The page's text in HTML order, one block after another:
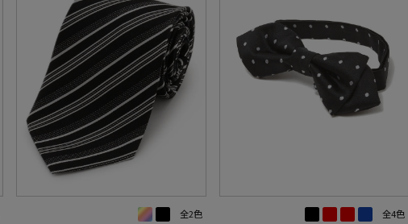
全2色 全4色